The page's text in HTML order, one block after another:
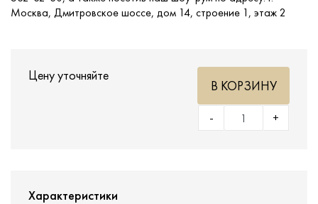
Москва, Дмитровское шоссе, дом 14, строение 1, этаж 2
Цену уточняйте
+
-
В КОРЗИНУ
Характеристики